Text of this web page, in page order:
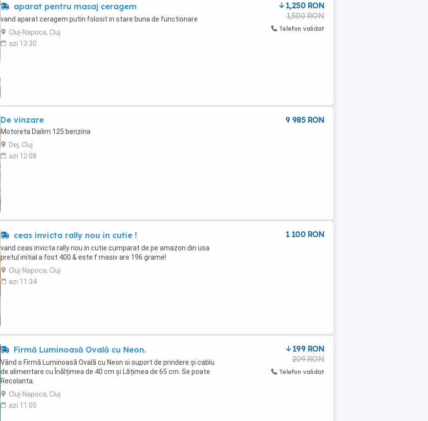
aparat pentru masaj ceragem
vand aparat ceragem putin folosit in stare buna de functionare
Cluj-Napoca, Cluj
azi 13:30
1,250 RON
1,500 RON
Telefon validat
De vinzare
Motoreta Dailim 125 benzina
Dej, Cluj
azi 12:08
9 985 RON
ceas invicta rally nou in cutie !
vand ceas invicta rally nou in cutie cumparat de pe amazon din usa
pretul initial a fost 400 & este f masiv are 196 grame!
Cluj-Napoca, Cluj
azi 11:34
1 100 RON
Firmă Luminoasă Ovală cu Neon.
Vând o Firmă Luminoasă Ovală cu Neon si suport de prindere și cablu
de alimentare cu Înălțimea de 40 cm și Lățimea de 65 cm. Se poate
Recolanta.
Cluj-Napoca, Cluj
azi 11:05
199 RON
209 RON
Telefon validat